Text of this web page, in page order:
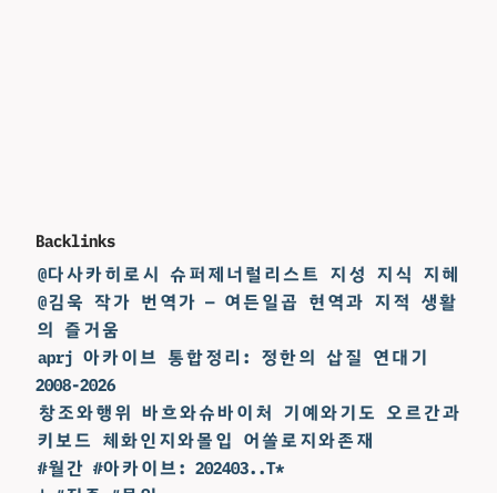
Backlinks
@다사카히로시 슈퍼제너럴리스트 지성 지식 지혜
@김욱 작가 번역가 — 여든일곱 현역과 지적 생활
의 즐거움
aprj 아카이브 통합정리: 정한의 삽질 연대기
2008-2026
창조와행위 바흐와슈바이처 기예와기도 오르간과
키보드 체화인지와몰입 어쏠로지와존재
#월간 #아카이브: 202403..T*